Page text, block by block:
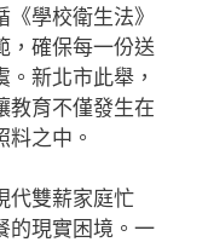
學校衛生法》
，確保每一份送
新北市此舉，
教育不僅發生在
之中。
代雙薪家庭忙
的現實困境。一